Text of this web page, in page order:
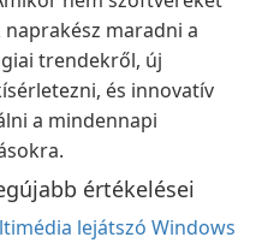
maradni a
trendekről, új
és innovatív
a mindennapi
értékelései
lejátszó Windows